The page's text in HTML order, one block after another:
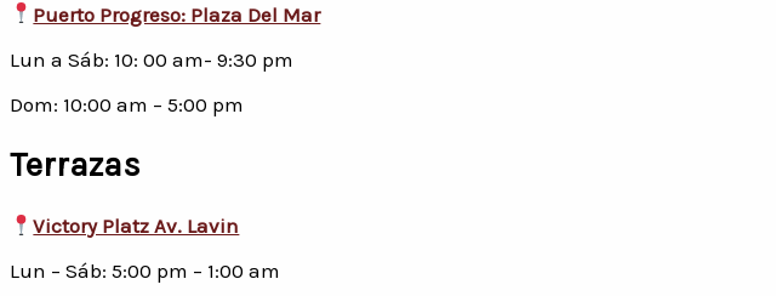
Puerto Progreso: Plaza Del Mar
Lun a Sáb: 10: 00 am- 9:30 pm
Dom: 10:00 am – 5:00 pm
Terrazas
Victory Platz Av. Lavin
Lun – Sáb: 5:00 pm – 1:00 am